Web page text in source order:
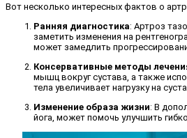
Вот несколько интересных фактов о
Ранняя диагностика: Артроз
заметить изменения на
может замедлить
Консервативные методы
мышц вокруг сустава, а также
тела увеличивает нагрузку на
Изменение образа жизни: В
йога, может помочь улучшить